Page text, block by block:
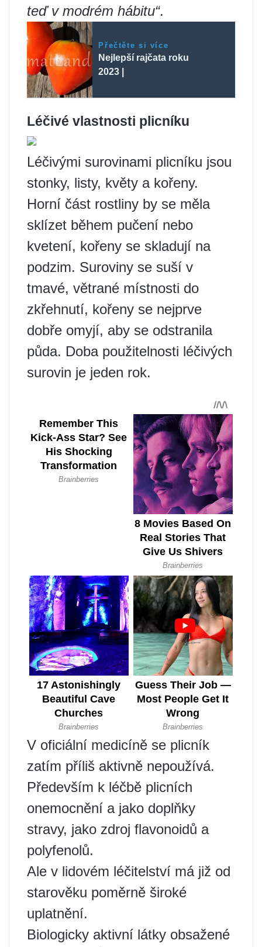
teď v modrém hábitu“.
Přečtěte si více
Nejlepší rajčata roku
2023 |
Léčivé vlastnosti plicníku
Léčivými surovinami plicníku jsou
stonky, listy, květy a kořeny.
Horní část rostliny by se měla
sklízet během pučení nebo
kvetení, kořeny se skladují na
podzim. Suroviny se suší v
tmavé, větrané místnosti do
zkřehnutí, kořeny se nejprve
dobře omyjí, aby se odstranila
půda. Doba použitelnosti léčivých
surovin je jeden rok.
V oficiální medicíně se plicník
zatím příliš aktivně nepoužívá.
Především k léčbě plicních
onemocnění a jako doplňky
stravy, jako zdroj flavonoidů a
polyfenolů.
Ale v lidovém léčitelství má již od
starověku poměrně široké
uplatnění.
Biologicky aktivní látky obsažené